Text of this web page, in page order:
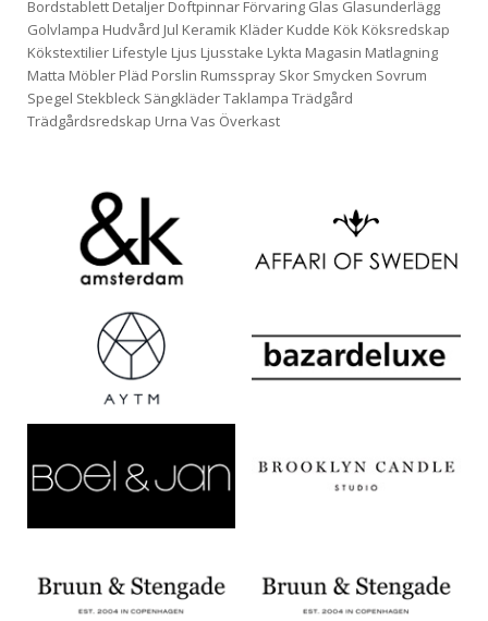
Bordstablett Detaljer Doftpinnar Förvaring Glas Glasunderlägg
Golvlampa Hudvård Jul Keramik Kläder Kudde Kök Köksredskap
Kökstextilier Lifestyle Ljus Ljusstake Lykta Magasin Matlagning
Matta Möbler Pläd Porslin Rumsspray Skor Smycken Sovrum
Spegel Stekbleck SängkläderTaklampa Trädgård
Trädgårdsredskap Urna Vas Överkast